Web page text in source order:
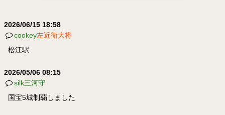
2026/06/15 18:58
cookey左近衛大将
松江駅
2026/05/06 08:15
silk三河守
国宝5城制覇しました